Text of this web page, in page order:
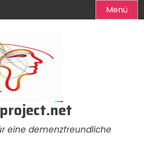
Menü
eine demenzfreundliche